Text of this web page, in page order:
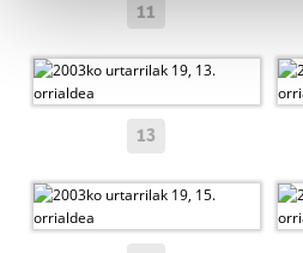
Webgune honek cookie
fitxategiak erabiltzen ditu. Zure
zerbitzuak hobetzeko asmoz,
baliatzen gara. Ohar hau
erabiltzeko baimen esplizitua
11
13